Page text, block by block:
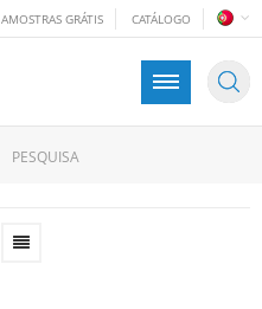
AMOSTRAS GRÁTIS CATÁLOGO
PESQUISA